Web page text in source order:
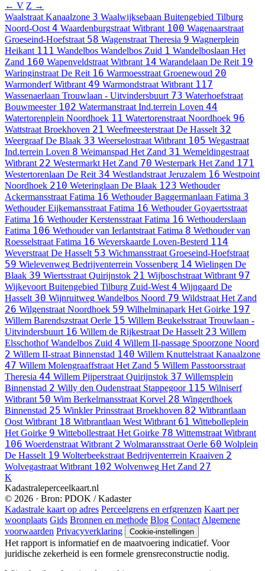
← V Z →
Waalstraat Kanaalzone 3 Waalwijksebaan Buitengebied Tilburg
Noord-Oost 4 Waardenburgstraat Witbrant 100 Wagenaarstraat
Groeseind-Hoefstraat 58 Wagenstraat Theresia 9 Wagnerplein
Heikant 111 Wandelbos Wandelbos Zuid 1 Wandelboslaan Het
Zand 160 Wapenveldstraat Witbrant 14 Warandelaan De Reit 19
Waringinstraat De Reit 16 Warmoesstraat Groenewoud 20
Warmonderf Witbrant 49 Warmondstraat Witbrant 117
Wassenaerlaan Trouwlaan - Uitvindersbuurt 73 Waterhoefstraat
Bouwmeester 102 Watermanstraat Ind.terrein Loven 44
Watertorenplein Noordhoek 11 Watertorenstraat Noordhoek 96
Wattstraat Broekhoven 21 Weefmeesterstraat De Hasselt 32
Weergraaf De Blaak 33 Weerselostraat Witbrant 105 Wegastraat
Ind.terrein Loven 8 Weimanspad Het Zand 31 Wemeldingestraat
Witbrant 22 Westermarkt Het Zand 70 Westerpark Het Zand 171
Westertorenlaan De Reit 34 Westlandstraat Jeruzalem 16 Westpoint
Noordhoek 210 Weteringlaan De Blaak 123 Wethouder
Ackermansstraat Fatima 16 Wethouder Baggermanlaan Fatima 3
Wethouder Eijkemansstraat Fatima 16 Wethouder Goyaertsstraat
Fatima 16 Wethouder Kerstensstraat Fatima 16 Wethouderslaan
Fatima 106 Wethouder van Ierlantstraat Fatima 8 Wethouder van
Roesselstraat Fatima 16 Weverskaarde Loven-Besterd 114
Weverstraat De Hasselt 53 Wichmansstraat Groeseind-Hoefstraat
59 Wielevenweg Bedrijventerrein Vossenberg 14 Wielingen De
Blaak 39 Wiertsstraat Quirijnstok 21 Wijboschstraat Witbrant 97
Wijkevoort Buitengebied Tilburg Zuid-West 4 Wijngaard De
Hasselt 30 Wijnruitweg Wandelbos Noord 79 Wildstraat Het Zand
26 Wilgenstraat Noordhoek 59 Wilhelminapark Het Goirke 197
Willem Barendszstraat Oerle 15 Willem Beukelsstraat Trouwlaan -
Uitvindersbuurt 16 Willem de Rijkestraat De Hasselt 23 Willem
Elsschothof Wandelbos Zuid 4 Willem II-passage Spoorzone Noord
2 Willem II-straat Binnenstad 140 Willem Knuttelstraat Kanaalzone
47 Willem Molengraaffstraat Het Zand 5 Willem Passtoorsstraat
Theresia 44 Willem Pijperstraat Quirijnstok 37 Willemsplein
Binnenstad 2 Willy den Oudenstraat Stappegoor 115 Wilniserf
Witbrant 50 Wim Berkelmansstraat Korvel 28 Wingerdhoek
Binnenstad 25 Winkler Prinsstraat Broekhoven 82 Witbrantlaan
Oost Witbrant 18 Witbrantlaan West Witbrant 61 Wittebolleplein
Het Goirke 9 Wittebollestraat Het Goirke 78 Wittemstraat Witbrant
106 Woerdenstraat Witbrant 2 Wolmaransstraat Oerle 60 Wolplein
De Hasselt 19 Wolterbeekstraat Bedrijventerrein Kraaiven 2
Wolvegastraat Witbrant 102 Wolvenweg Het Zand 27
K
Kadastraleperceelkaart.nl
© 2026 · Bron: PDOK / Kadaster
Kadastrale kaart op adres Perceelgrens en erfgrenzen Kaart per
woonplaats Gids Bronnen en methode Blog ContactAlgemene
voorwaarden Privacyverklaring Cookie-instellingen
Het rapport is informatief en de maatvoering indicatief. Voor
juridische zekerheid is een formele grensreconstructie nodig.